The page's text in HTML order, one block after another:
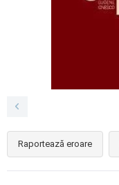
Raportează eroare